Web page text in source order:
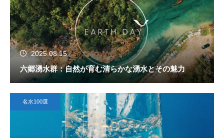
2025.08.15
六郷湧水群：自然が育む清らかな湧水とその魅力
名水100選